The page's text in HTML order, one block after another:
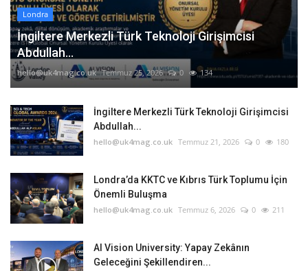
Londra
İngiltere Merkezli Türk Teknoloji Girişimcisi
Abdullah...
hello@uk4mag.co.uk Temmuz 25, 2026 0 134
İngiltere Merkezli Türk Teknoloji Girişimcisi
Abdullah...
hello@uk4mag.co.uk Temmuz 21, 2026 0 180
Londra’da KKTC ve Kıbrıs Türk Toplumu İçin
Önemli Buluşma
hello@uk4mag.co.uk Temmuz 6, 2026 0 211
AI Vision University: Yapay Zekânın
Geleceğini Şekillendiren...